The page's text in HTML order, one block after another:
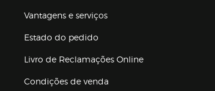
Vantagens e serviços
Estado do pedido
Livro de Reclamações Online
Condições de venda